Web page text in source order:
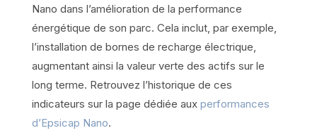
Nano dans l’amélioration de la performance
énergétique de son parc. Cela inclut, par exemple,
l’installation de bornes de recharge électrique,
augmentant ainsi la valeur verte des actifs sur le
long terme. Retrouvez l’historique de ces
indicateurs sur la page dédiée aux performances
d’Epsicap Nano.